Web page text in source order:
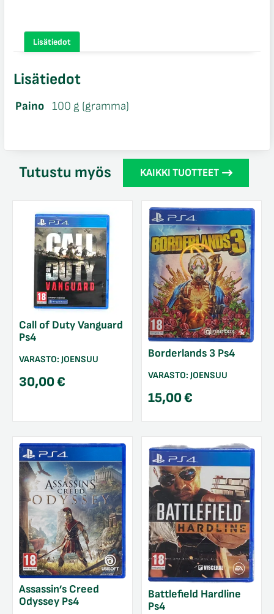
Lisätiedot
Lisätiedot
Paino 100 g (gramma)
Tutustu myös KAIKKI TUOTTEET
Call of Duty Vanguard
Ps4
VARASTO: JOENSUU
30,00€
Borderlands 3 Ps4
VARASTO: JOENSUU
15,00€
Assassin’s Creed
Odyssey Ps4
Battlefield Hardline
Ps4